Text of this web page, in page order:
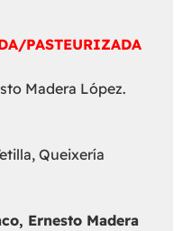
PASTEURIZADA
Madera López.
Queixería
Ernesto Madera